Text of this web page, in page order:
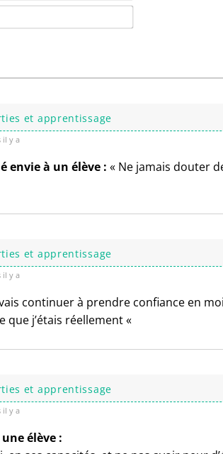
mail*
et apprentissage
il y a
envie à un élève : « Ne jamais douter
et apprentissage
il y a
vais continuer à prendre confiance en
que j’étais réellement «
et apprentissage
il y a
élève :